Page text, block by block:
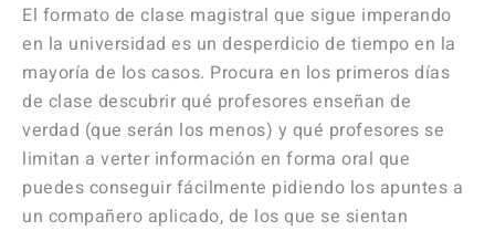
El formato de clase magistral que sigue imperando
en la universidad es un desperdicio de tiempo en la
mayoría de los casos. Procura en los primeros días
de clase descubrir qué profesores enseñan de
verdad (que serán los menos) y qué profesores se
limitan a verter información en forma oral que
puedes conseguir fácilmente pidiendo los apuntes a
un compañero aplicado, de los que se sientan